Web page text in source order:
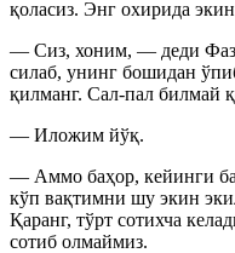
қоласиз. Энг охирида
— Сиз, хоним, — деди
силаб, унинг бошидан
қилманг. Сал-пал билмай
— Иложим йўқ.
— Аммо баҳор, кейинги
кўп вақтимни шу экин
Қаранг, тўрт сотихча
сотиб олмаймиз.